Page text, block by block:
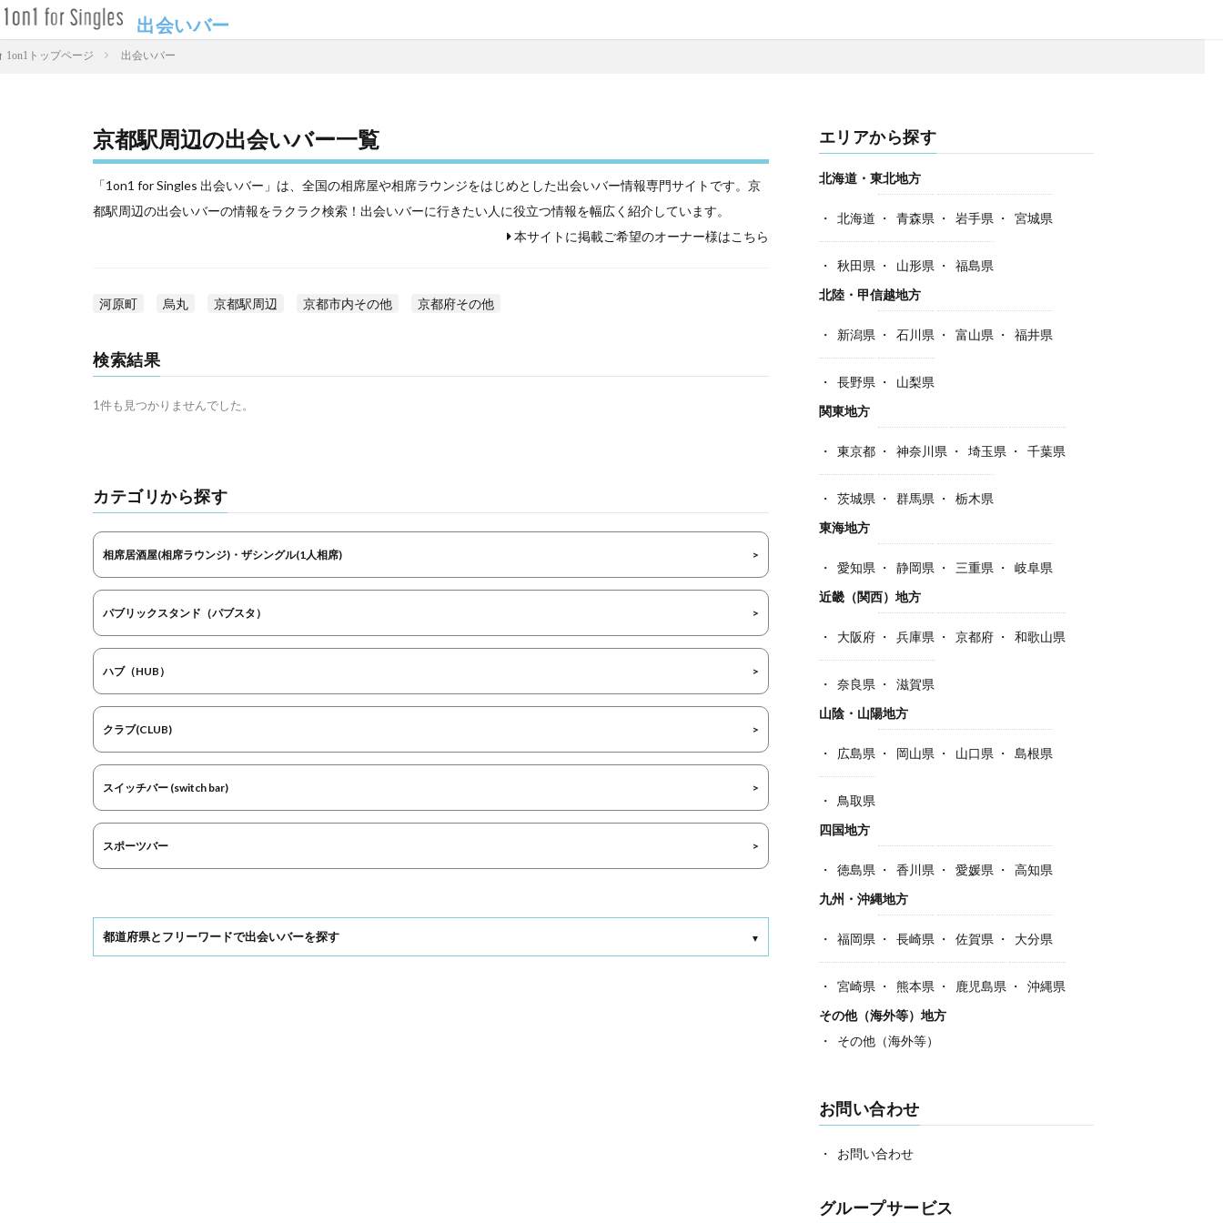
出会いバー
1on1トップページ 出会いバー
京都駅周辺の出会いバー一覧
「1on1 for Singles 出会いバー」は、全国の相席屋や相席ラウンジをはじめとした出会いバー情報専門サイトです。京
都駅周辺の出会いバーの情報をラクラク検索！出会いバーに行きたい人に役立つ情報を幅広く紹介しています。
本サイトに掲載ご希望のオーナー様はこちら
河原町 烏丸 京都駅周辺 京都市内その他 京都府その他
検索結果
1件も見つかりませんでした。
カテゴリから探す
相席居酒屋(相席ラウンジ)・ザシングル(1人相席)
パブリックスタンド（パブスタ）
ハブ（HUB）
クラブ(CLUB)
スイッチバー (switch bar)
スポーツバー
都道府県とフリーワードで出会いバーを探す
エリアから探す
北海道・東北地方
北海道 青森県 岩手県 宮城県
秋田県 山形県
福島県
北陸・甲信越地方
新潟県 石川県 富山県 福井県
長野県
山梨県
関東地方
東京都 神奈川県 埼玉県 千葉県
茨城県 群馬県
栃木県
東海地方
愛知県 静岡県 三重県
岐阜県
近畿（関西）地方
大阪府 兵庫県 京都府 和歌山県
奈良県
滋賀県
山陰・山陽地方
広島県 岡山県 山口県 島根県
鳥取県
四国地方
徳島県 香川県 愛媛県
高知県
九州・沖縄地方
福岡県 長崎県 佐賀県 大分県
宮崎県 熊本県 鹿児島県
沖縄県
その他（海外等）地方
その他（海外等）
お問い合わせ
お問い合わせ
グループサービス